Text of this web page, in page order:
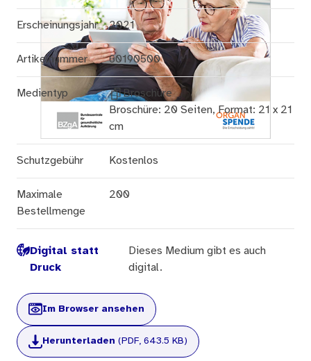
Erscheinungsjahr 2021
Artikelnummer 60190500
Medientyp
Broschüre
Broschüre: 20 Seiten, Format: 21 x 21
cm
Schutzgebühr Kostenlos
Maximale
Bestellmenge
200
Digital statt
Druck
Dieses Medium gibt es auch
digital.
Im Browser ansehen
Herunterladen (PDF, 643.5 KB)